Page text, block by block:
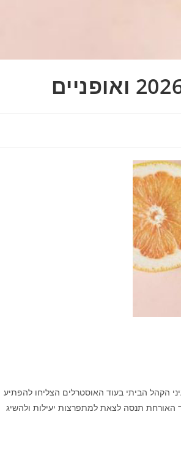
הקהל הביתי בעוד האוסטרלים הצליחו להפתיע
תנסה לצאת למתפרצות יעילות ולהשיג